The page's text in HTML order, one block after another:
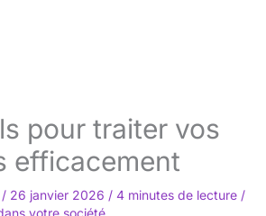
pour traiter vos
efficacement
/ 26 janvier 2026 / 4 minutes de lecture /
votre société